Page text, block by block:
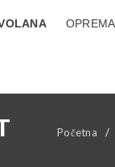
Početna /